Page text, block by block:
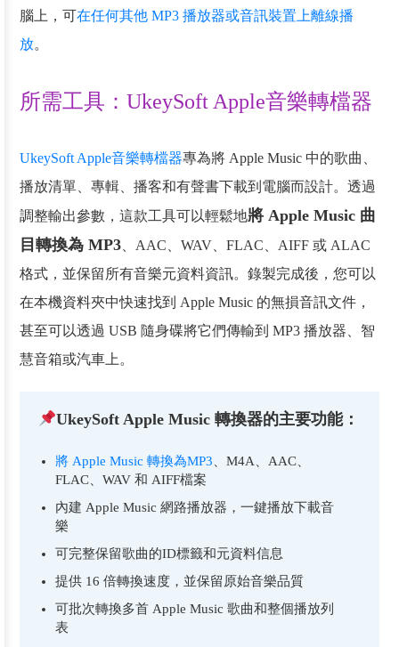
腦上，可在任何其他 MP3 播放器或音訊裝置上離線播
放。
所需工具：UkeySoft Apple音樂轉檔器
UkeySoft Apple音樂轉檔器專為將 Apple Music 中的歌曲、
播放清單、專輯、播客和有聲書下載到電腦而設計。透過
調整輸出參數，這款工具可以輕鬆地將 Apple Music 曲
目轉換為 MP3 、AAC、WAV、FLAC、AIFF 或 ALAC
格式，並保留所有音樂元資料資訊。錄製完成後，您可以
在本機資料夾中快速找到 Apple Music 的無損音訊文件，
甚至可以透過 USB 隨身碟將它們傳輸到 MP3 播放器、智
慧音箱或汽車上。
UkeySoft Apple Music 轉換器的主要功能：
將 Apple Music 轉換為MP3 、M4A、AAC、
FLAC、WAV 和 AIFF檔案
內建 Apple Music 網路播放器，一鍵播放下載音
樂
可完整保留歌曲的ID標籤和元資料信息
提供 16 倍轉換速度，並保留原始音樂品質
可批次轉換多首 Apple Music 歌曲和整個播放列
表